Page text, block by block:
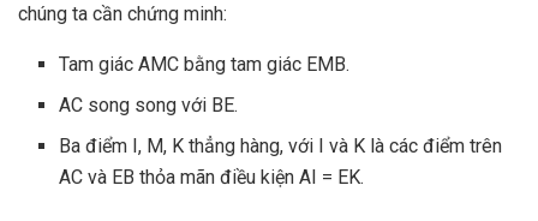
chúng ta cần chứng minh:
Tam giác AMC bằng tam giác EMB.
AC song song với BE.
Ba điểm I, M, K thẳng hàng, với I và K là các điểm trên
AC và EB thỏa mãn điều kiện AI = EK.